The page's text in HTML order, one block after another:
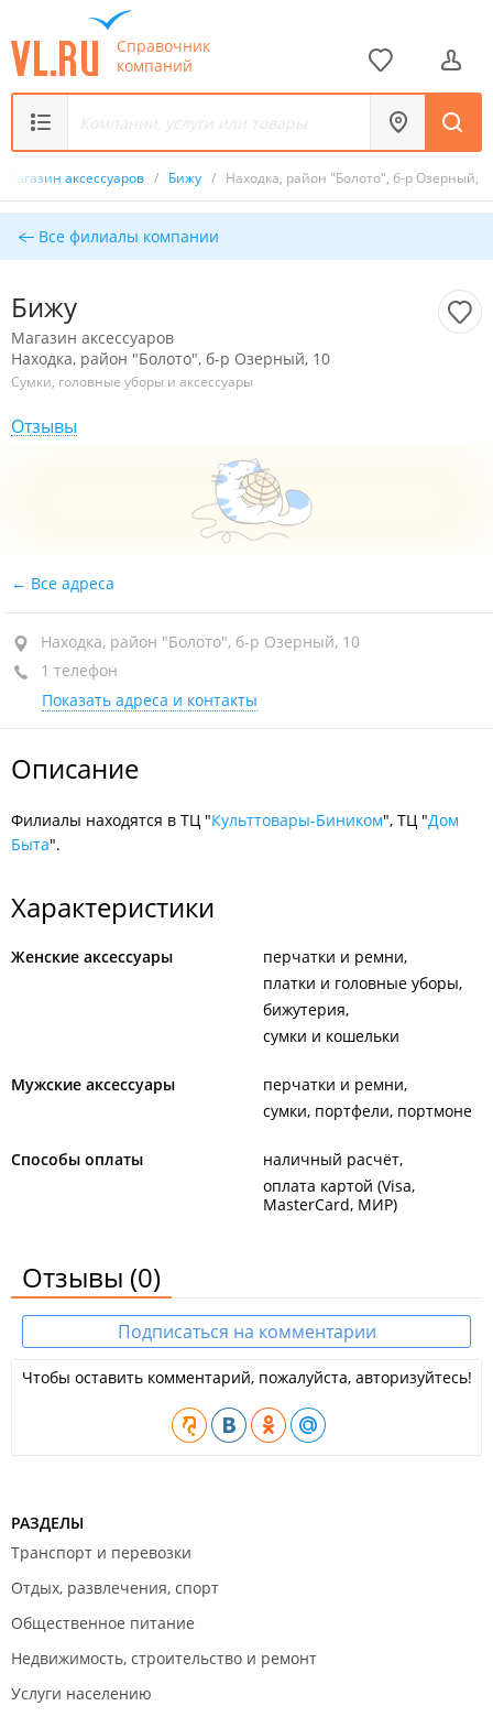
Справочник
компаний
Магазин аксессуаров / Бижу / Находка, район "Болото", б-р Озерный,
Все филиалы компании
Бижу
Магазин аксессуаров
Находка, район "Болото", б-р Озерный, 10
Сумки, головные уборы и аксессуары
Отзывы
Все адреса
Находка, район "Болото", б-р Озерный, 10
1 телефон
Показать адреса и контакты
Описание
Филиалы находятся в ТЦ "Культтовары-Биником", ТЦ "Дом
Быта".
Характеристики
Женские аксессуары
перчатки и ремни
платки и головные уборы
бижутерия
сумки и кошельки
Мужские аксессуары
перчатки и ремни
сумки, портфели, портмоне
Способы оплаты
наличный расчёт
оплата картой (Visa,
MasterCard, МИР)
Отзывы (0)
Подписаться на комментарии
Чтобы оставить комментарий, пожалуйста, авторизуйтесь!
РАЗДЕЛЫ
Транспорт и перевозки
Отдых, развлечения, спорт
Общественное питание
Недвижимость, строительство и ремонт
Услуги населению